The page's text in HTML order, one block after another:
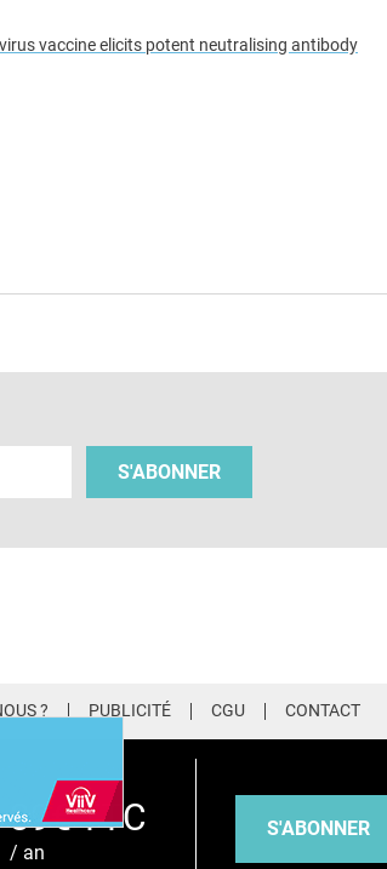
vaccine elicits potent neutralising antibody
S'ABONNER
? PUBLICITÉ CGU CONTACT
39€ TTC
/ an
S'ABONNER